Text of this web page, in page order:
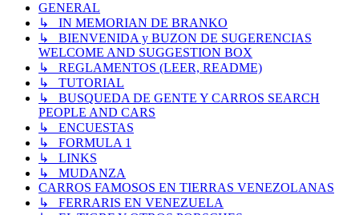
GENERAL
↳ IN MEMORIAN DE BRANKO
↳ BIENVENIDA y BUZON DE SUGERENCIAS
WELCOME AND SUGGESTION BOX
↳ REGLAMENTOS (LEER, README)
↳ TUTORIAL
↳ BUSQUEDA DE GENTE Y CARROS SEARCH
PEOPLE AND CARS
↳ ENCUESTAS
↳ FORMULA 1
↳ LINKS
↳ MUDANZA
CARROS FAMOSOS EN TIERRAS VENEZOLANAS
↳ FERRARIS EN VENEZUELA